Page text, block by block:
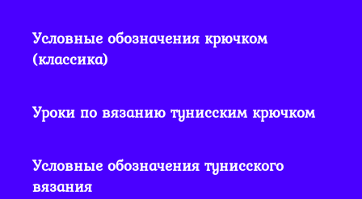
Условные обозначения крючком
(классика)
Уроки по вязанию тунисским крючком
Условные обозначения тунисского
вязания